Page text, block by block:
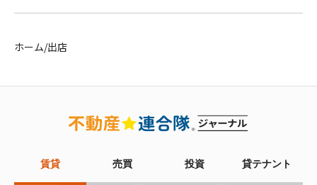
ホーム/出店
賃貸 売買 投資 貸テナント